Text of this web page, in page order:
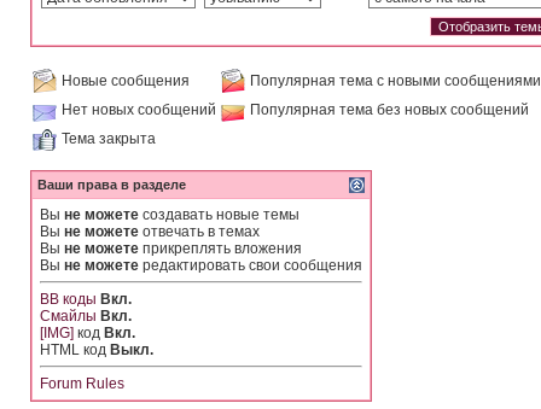
Новые сообщения
Популярная тема с новыми сообщениями
Нет новых сообщений
Популярная тема без новых сообщений
Тема закрыта
Ваши права в разделе
Вы не можете создавать новые темы
Вы не можете отвечать в темах
Вы не можете прикреплять вложения
Вы не можете редактировать свои сообщения
BB коды Вкл.
Смайлы Вкл.
[IMG] код Вкл.
HTML код Выкл.
Forum Rules